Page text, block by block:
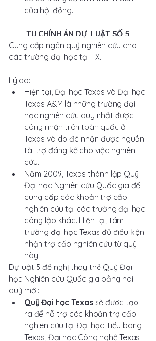
của hội đồng.
TU CHÍNH ÁN DỰ  LUẬT SỐ 5
Cung cấp ngân quỹ nghiên cứu cho
các trường đại học tại TX.
Lý do:
Hiện tại, Đại học Texas và Đại học
Texas A&M là những trường đại
học nghiên cứu duy nhất được
công nhận trên toàn quốc ở
Texas và do đó nhận được nguồn
tài trợ đáng kể cho việc nghiên
cứu.
Năm 2009, Texas thành lập Quỹ
Đại học Nghiên cứu Quốc gia để
cung cấp các khoản trợ cấp
nghiên cứu tại các trường đại học
công lập khác. Hiện tại, tám
trường đại học Texas đủ điều kiện
nhận trợ cấp nghiên cứu từ quỹ
này.
Dự luật 5 đề nghị thay thế Quỹ Đại
học Nghiên cứu Quốc gia bằng hai
quỹ mới:
Quỹ Đại học Texas sẽ được tạo
ra để hỗ trợ các khoản trợ cấp
nghiên cứu tại Đại học Tiểu bang
Texas, Đại học Công nghệ Texas